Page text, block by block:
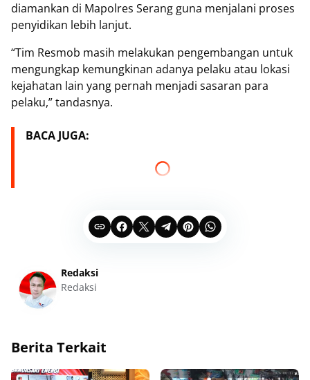
diamankan di Mapolres Serang guna menjalani proses
penyidikan lebih lanjut.
“Tim Resmob masih melakukan pengembangan untuk
mengungkap kemungkinan adanya pelaku atau lokasi
kejahatan lain yang pernah menjadi sasaran para
pelaku,” tandasnya.
BACA JUGA:
Redaksi
Redaksi
Berita Terkait